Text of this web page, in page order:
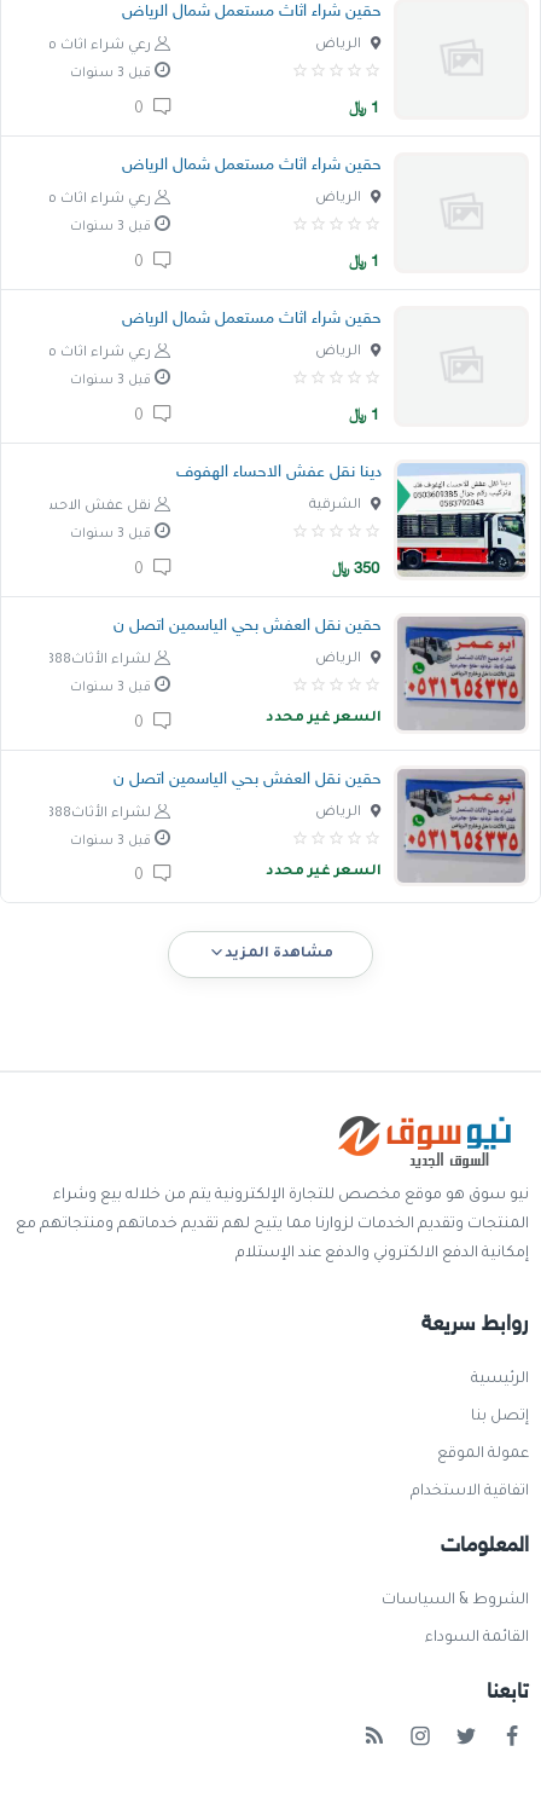
حقين شراء اثاث مستعمل شمال الرياض
رعي شراء اثاث الرياض
قبل 3 سنوات
1 ﷼
حقين شراء اثاث مستعمل شمال الرياض
رعي شراء اثاث الرياض
قبل 3 سنوات
1 ﷼
حقين شراء اثاث مستعمل شمال الرياض
رعي شراء اثاث الرياض
قبل 3 سنوات
1 ﷼
دينا نقل عفش الاحساء الهفوف
نقل عفش الاحساء الشرقية
قبل 3 سنوات
350 ﷼
حقين نقل العفش بحي الياسمين اتصل ن
لشراء الأثاث888 الرياض
قبل 3 سنوات
السعر غير محدد
حقين نقل العفش بحي الياسمين اتصل ن
لشراء الأثاث888 الرياض
قبل 3 سنوات
السعر غير محدد
مشاهدة المزيد
نيو سوق هو موقع مخصص للتجارة الإلكترونية يتم من خلاله بيع وشراء
المنتجات وتقديم الخدمات لزوارنا مما يتيح لهم تقديم خدماتهم ومنتجاتهم مع
إمكانية الدفع الالكتروني والدفع عند الإستلام
روابط سريعة
الرئيسية
إتصل بنا
عمولة الموقع
اتفاقية الاستخدام
المعلومات
الشروط & السياسات
القائمة السوداء
تابعنا